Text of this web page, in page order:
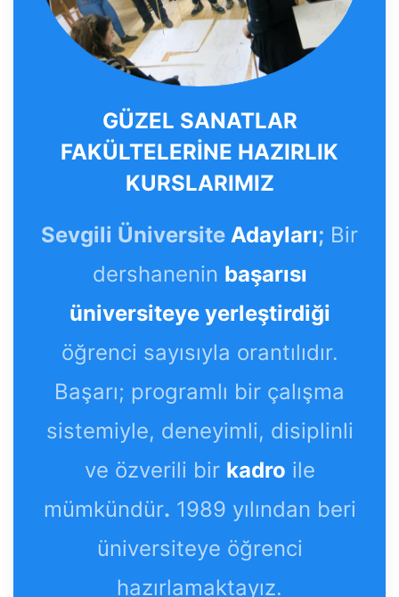
GÜZEL SANATLAR
FAKÜLTELERİNE HAZIRLIK
KURSLARIMIZ
Sevgili Üniversite Adayları; Bir
dershanenin başarısı
üniversiteye yerleştirdiği
öğrenci sayısıyla orantılıdır.
Başarı; programlı bir çalışma
sistemiyle, deneyimli, disiplinli
ve özverili bir kadro ile
mümkündür. 1989 yılından beri
üniversiteye öğrenci
hazırlamaktayız.